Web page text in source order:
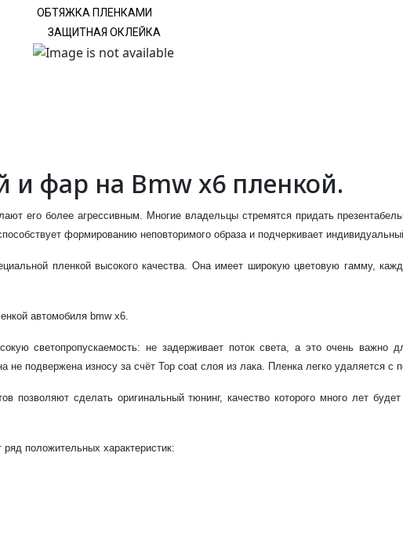
ОБТЯЖКА ПЛЕНКАМИ
ЗАЩИТНАЯ ОКЛЕЙКА
и фар на Bmw x6 пленкой.
его более агрессивным. Многие владельцы стремятся придать
формированию неповторимого образа и подчеркивает
пленкой высокого качества. Она имеет широкую цветовую гамму,
автомобиля bmw x6.
светопропускаемость: не задерживает поток света, а это очень важно
подвержена износу за счёт Top coat слоя из лака. Пленка легко удаляется с
позволяют сделать оригинальный тюнинг, качество которого много лет
положительных характеристик: